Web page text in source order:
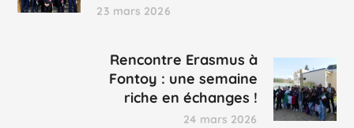
23 mars 2026
Rencontre Erasmus à
Fontoy : une semaine
riche en échanges !
24 mars 2026